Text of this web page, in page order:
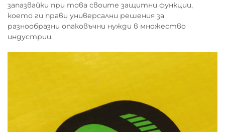
запазвайки при това своите защитни функции,
което ги прави универсални решения за
разнообразни опаковъчни нужди в множество
индустрии.